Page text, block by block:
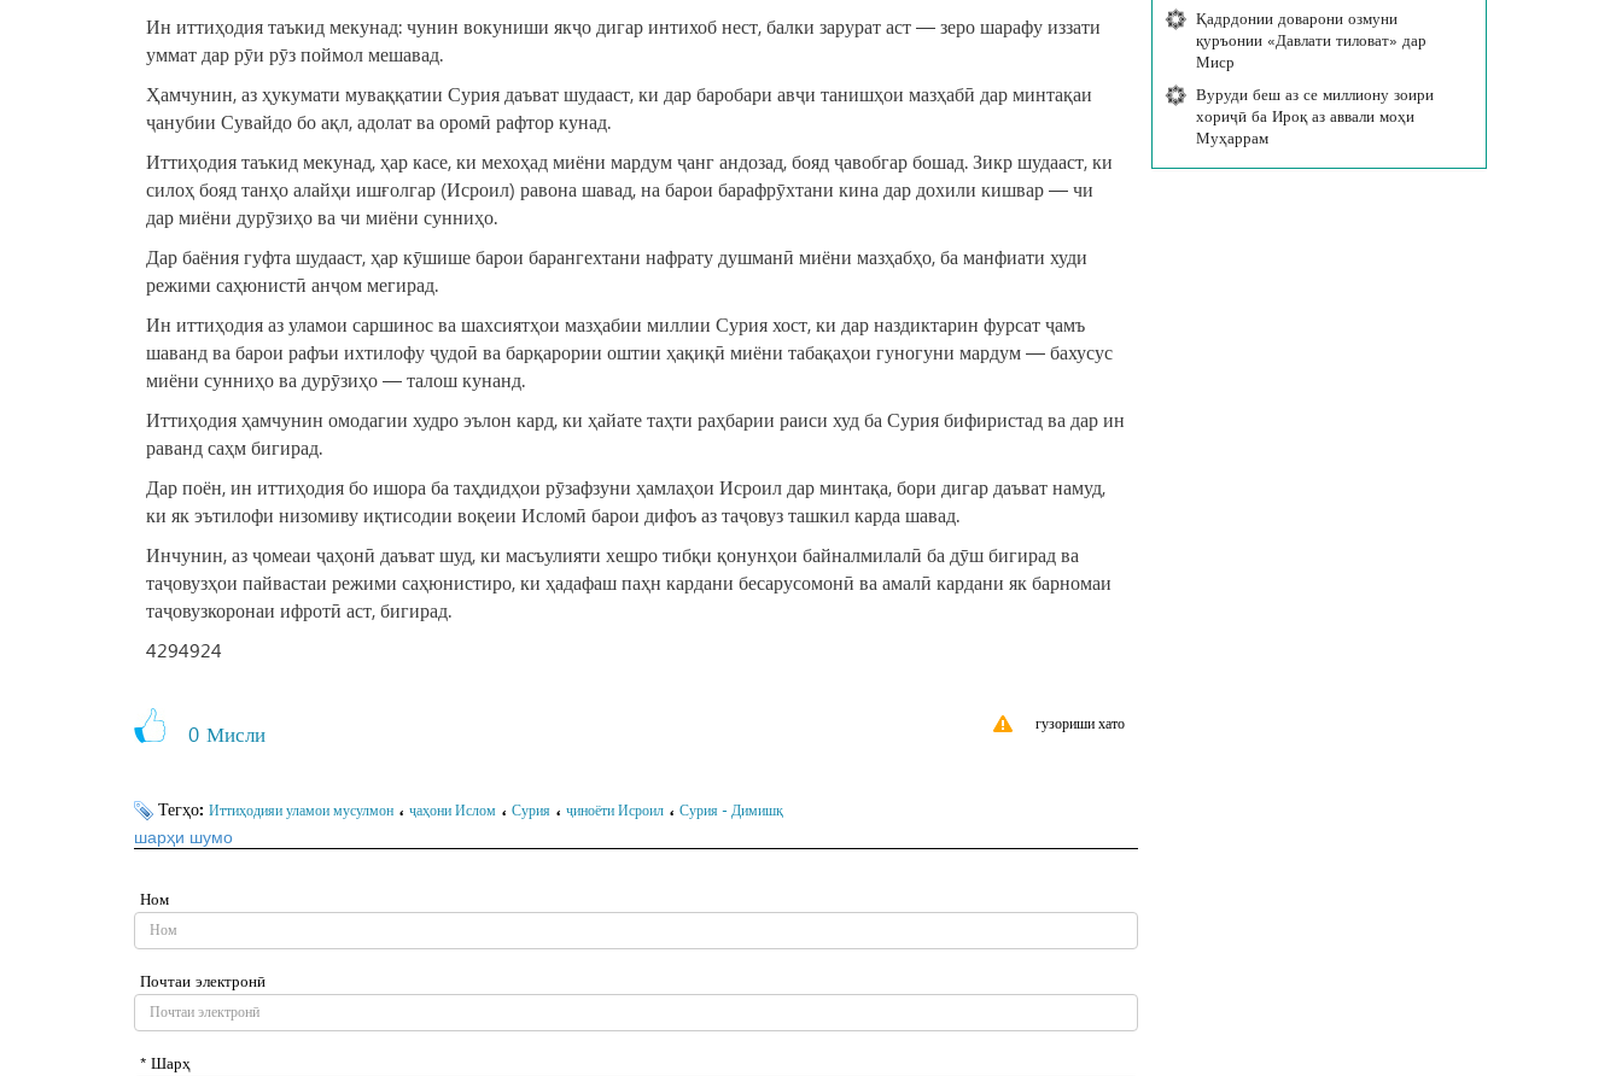
Ин иттиҳодия таъкид мекунад: чунин вокуниши якҷо дигар интихоб нест, балки зарурат аст — зеро шарафу иззати
уммат дар рӯи рӯз поймол мешавад.
Ҳамчунин, аз ҳукумати муваққатии Сурия даъват шудааст, ки дар баробари авҷи танишҳои мазҳабӣ дар минтақаи
ҷанубии Сувайдо бо ақл, адолат ва оромӣ рафтор кунад.
Иттиҳодия таъкид мекунад, ҳар касе, ки мехоҳад миёни мардум ҷанг андозад, бояд ҷавобгар бошад. Зикр шудааст, ки
силоҳ бояд танҳо алайҳи ишғолгар (Исроил) равона шавад, на барои барафрӯхтани кина дар дохили кишвар — чи
дар миёни дурӯзиҳо ва чи миёни сунниҳо.
Дар баёния гуфта шудааст, ҳар кӯшише барои барангехтани нафрату душманӣ миёни мазҳабҳо, ба манфиати худи
режими саҳюнистӣ анҷом мегирад.
Ин иттиҳодия аз уламои саршинос ва шахсиятҳои мазҳабии миллии Сурия хост, ки дар наздиктарин фурсат ҷамъ
шаванд ва барои рафъи ихтилофу ҷудоӣ ва барқарории оштии ҳақиқӣ миёни табақаҳои гуногуни мардум — бахусус
миёни сунниҳо ва дурӯзиҳо — талош кунанд.
Иттиҳодия ҳамчунин омодагии худро эълон кард, ки ҳайате таҳти раҳбарии раиси худ ба Сурия бифиристад ва дар ин
раванд саҳм бигирад.
Дар поён, ин иттиҳодия бо ишора ба таҳдидҳои рӯзафзуни ҳамлаҳои Исроил дар минтақа, бори дигар даъват намуд,
ки як эътилофи низомиву иқтисодии воқеии Исломӣ барои дифоъ аз таҷовуз ташкил карда шавад.
Инчунин, аз ҷомеаи ҷаҳонӣ даъват шуд, ки масъулияти хешро тибқи қонунҳои байналмилалӣ ба дӯш бигирад ва
таҷовузҳои пайвастаи режими саҳюнистиро, ки ҳадафаш паҳн кардани бесарусомонӣ ва амалӣ кардани як барномаи
таҷовузкоронаи ифротӣ аст, бигирад.
4294924
0 Мисли гузориши хато
Тегҳо: Иттиҳодияи уламои мусулмон ، ҷаҳони Ислом ، Сурия ، ҷиноёти Исроил ، Сурия - Димишқ
шарҳи шумо
Ном
Почтаи электронӣ
* Шарҳ
Қадрдонии доварони озмуни
қуръонии «Давлати тиловат» дар
Миср
Вуруди беш аз се миллиону зоири
хориҷӣ ба Ироқ аз аввали моҳи
Муҳаррам